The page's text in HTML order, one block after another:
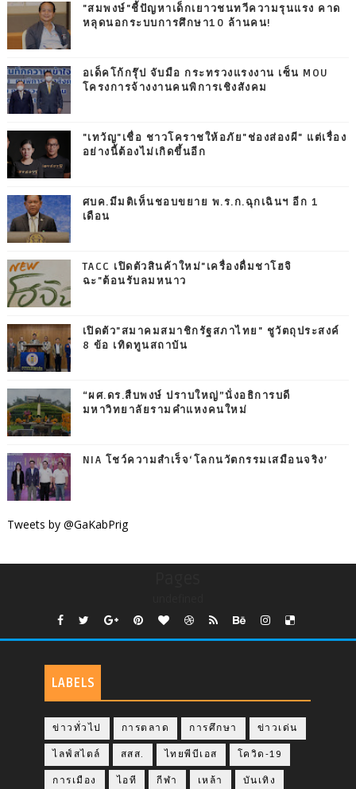
"สมพงษ์"ชี้ปัญหาเด็กเยาวชนทวีความรุนแรง คาด
หลุดนอกระบบการศึกษา10 ล้านคน!
อเด็คโก้กรุ๊ป จับมือ กระทรวงแรงงาน เซ็น MOU
โครงการจ้างงานคนพิการเชิงสังคม
"เทวัญ"เชื่อ ชาวโคราชให้อภัย"ช่องส่องผี" แต่เรื่อง
อย่างนี้ต้องไม่เกิดขึ้นอีก
ศบค.มีมติเห็นชอบขยาย พ.ร.ก.ฉุกเฉินฯ อีก 1
เดือน
TACC เปิดตัวสินค้าใหม่"เครื่องดื่มชาโฮจิ
ฉะ"ต้อนรับลมหนาว
เปิดตัว"สมาคมสมาชิกรัฐสภาไทย" ชูวัตถุประสงค์
8 ข้อ เทิดทูนสถาบัน
“ผศ.ดร.สืบพงษ์ ปราบใหญ่”นั่งอธิการบดี
มหาวิทยาลัยรามคำแหงคนใหม่
NIA โชว์ความสำเร็จ‘โลกนวัตกรรมเสมือนจริง’
Tweets by @GaKabPrig
LABELS
ข่าวทั่วไป การตลาด การศึกษา ข่าวเด่น
ไลฟ์สไตล์ สสส. ไทยพีบีเอส โควิด-19
การเมือง ไอที กีฬา เหล้า บันเทิง